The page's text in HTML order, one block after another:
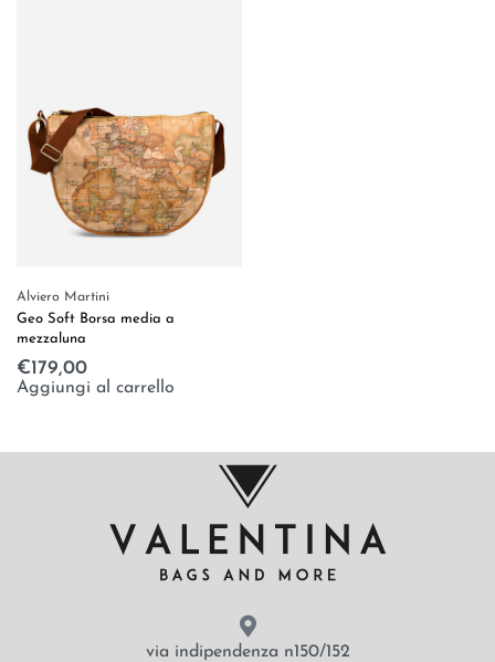
Alviero Martini
Geo Soft Borsa media a
mezzaluna
€179,00
Aggiungi al carrello
via indipendenza n150/152